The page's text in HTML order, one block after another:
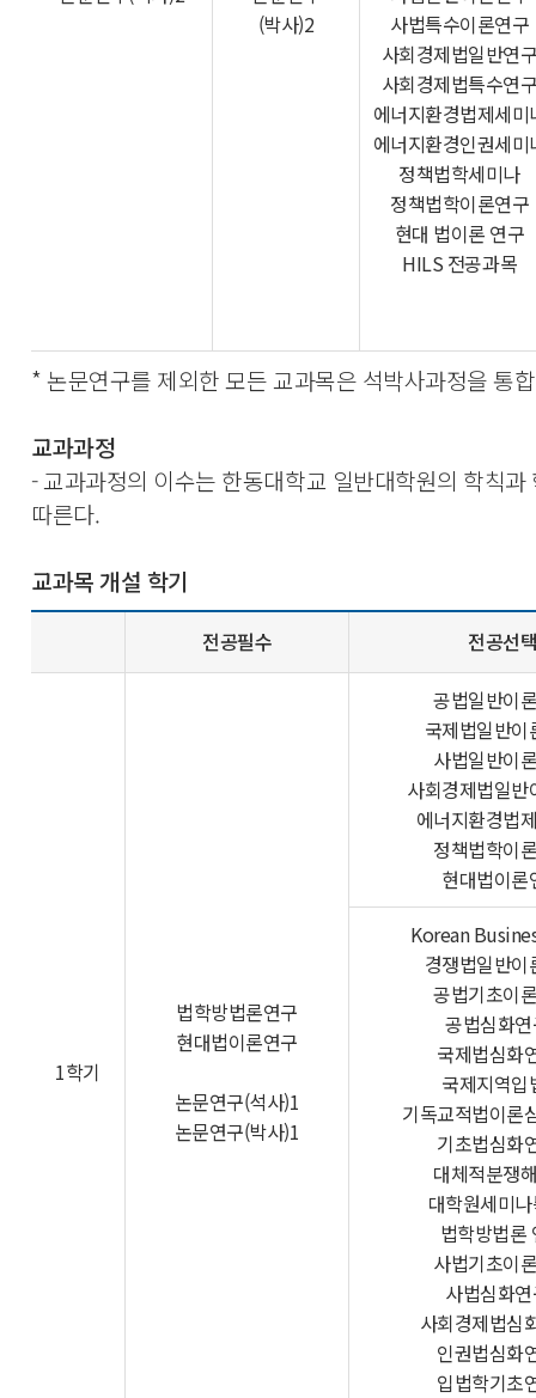
(박사)2
사법특수이론연구
사회경제법일반연
사회경제법특수연
에너지환경법제세미
에너지환경인권세미
정책법학세미나
정책법학이론연구
현대 법이론 연구
HILS 전공과목
* 논문연구를 제외한 모든 교과목은 석박사과정을 통
교과과정
- 교과과정의 이수는 한동대학교 일반대학원의 학칙과
따른다.
교과목 개설 학기
전공필수 전공선
1학기
법학방법론연구
현대법이론연구
논문연구(석사)1
논문연구(박사)1
공법일반이
국제법일반이
사법일반이
사회경제법일반
에너지환경법
정책법학이
현대법이론
Korean
경쟁법일반이
공법기초이
공법심화
국제법심화
국제지역입
기독교적법이론
기초법심화
대체적분쟁
대학원세미
법학방법론
사법기초이
사법심화
사회경제법심
인권법심화
입법학기초